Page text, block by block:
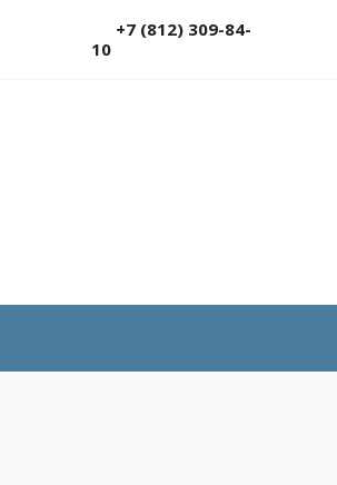
+7 (812) 309-84-
10